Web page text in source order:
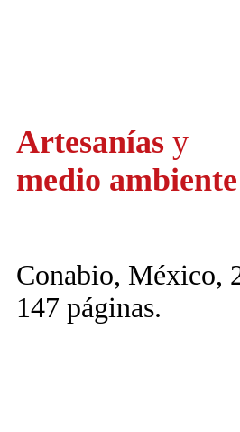
Artesanías y
medio ambiente
Conabio, México,
147 páginas.